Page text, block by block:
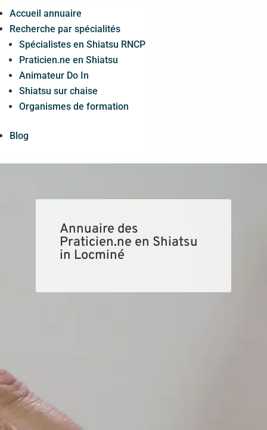
Accueil annuaire
Recherche par spécialités
Spécialistes en Shiatsu RNCP
Praticien.ne en Shiatsu
Animateur Do In
Shiatsu sur chaise
Organismes de formation
Blog
Annuaire des
Praticien.ne en Shiatsu
in Locminé